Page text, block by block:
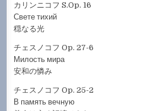
カリンニコフ S.Op. 16
Свете тихий
穏なる光
チェスノコフ Op. 27-6
Милость мира
安和の憐み
チェスノコフ Op. 25-2
В память вечную